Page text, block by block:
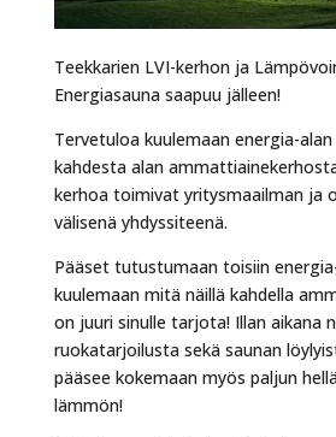
Teekkarien LVI-kerhon ja
Energiasauna saapuu jälleen!
Tervetuloa kuulemaan energia-
kahdesta alan
kerhoa toimivat yritysmaailman ja
välisenä yhdyssiteenä.
Pääset tutustumaan toisiin
kuulemaan mitä näillä kahdella
on juuri sinulle tarjota! Illan aikana
ruokatarjoilusta sekä saunan
pääsee kokemaan myös paljun
lämmön!